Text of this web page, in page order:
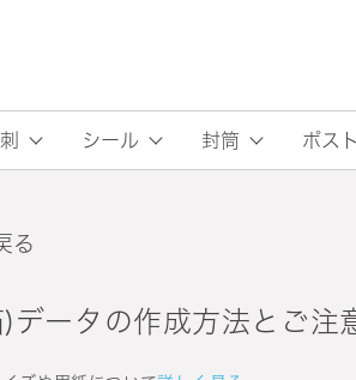
シール 封筒 ポス
る
データの作成方法とご注